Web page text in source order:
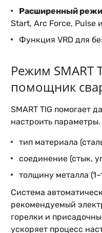
Расширенный
Start, Arc Force, Pulse
Функция VRD для
Режим
помощник
SMART TIG помогает
настроить
тип материала
соединение (стык,
толщину металла
Система
рекомендуемый
горелки и
ускоряет процесс